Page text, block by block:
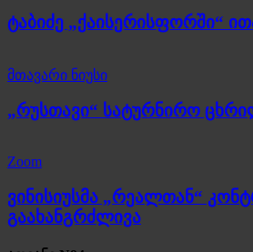
ტაბიძე „ქაისერისფორში“
მთავარი ნიუსი
„რუსთავი“ სატურნირო
Zoom
ვინისიუსმა „რეალთან“
გაახანგრძლივა